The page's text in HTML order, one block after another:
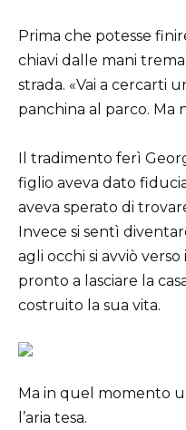
Prima che potesse
chiavi dalle mani
strada. «Vai a cercarti
panchina al parco. Ma
Il tradimento ferì
figlio aveva dato
aveva sperato di
Invece si sentì
agli occhi si avviò
pronto a lasciare la
costruito la sua vita.
Ma in quel momento
l’aria tesa.